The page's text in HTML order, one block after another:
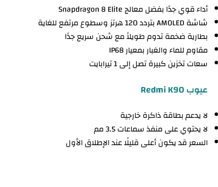
أداء قوي جدًا بفضل معالج Snapdragon 8 Elite
شاشة AMOLED بتردد 120 هرتز وسطوع مرتفع للغاية
بطارية ضخمة تدوم طويلاً مع شحن سريع جدًا
مقاوم للماء والغبار بمعيار IP68
سعات تخزين كبيرة تصل إلى 1 تيرابايت
عيوب Redmi K90
لا يدعم بطاقة ذاكرة خارجية
لا يحتوي على منفذ سماعات 3.5 مم
السعر قد يكون أعلى قليلًا عند الإطلاق الأول